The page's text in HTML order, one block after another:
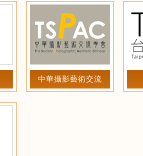
中華攝影藝術交流